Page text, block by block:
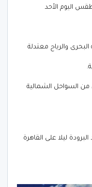
اليوم الأحد
البحرى والرياح معتدلة
من السواحل الشمالية
ليلا على القاهرة